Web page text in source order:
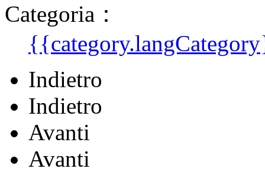
Categoria：
Indietro
Indietro
Avanti
Avanti